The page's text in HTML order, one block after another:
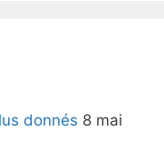
donnés 8 mai